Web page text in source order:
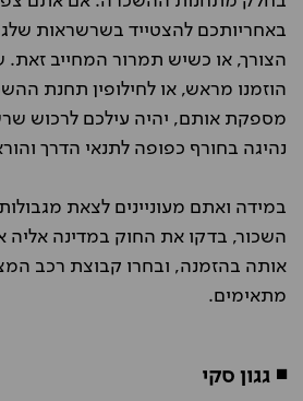
באחריותכם להצטייד בשרשראות שלג
הצורך, או כשיש תמרור המחייב זאת.
הוזמנו מראש, או לחילופין תחנת
מספקת אותם, יהיה עילכם לרכוש
נהיגה בחורף כפופה לתנאי הדרך
במידה ואתם מעוניינים לצאת
השכור, בדקו את החוק במדינה אליה
אותה בהזמנה, ובחרו קבוצת רכב
מתאימים.
◾ גגון סקי